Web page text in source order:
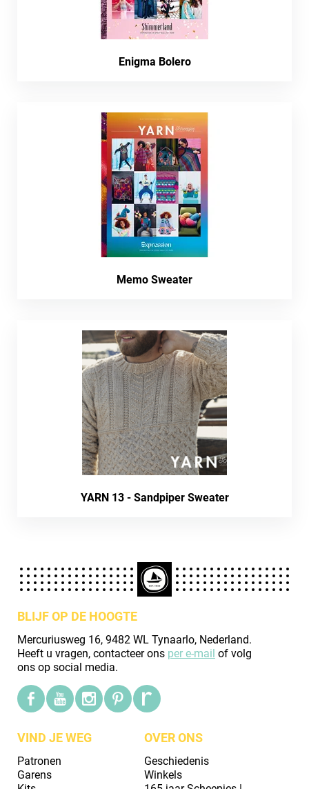
Enigma Bolero
Memo Sweater
YARN 13 - Sandpiper Sweater
BLIJF OP DE HOOGTE
Mercuriusweg 16, 9482 WL Tynaarlo, Nederland.
Heeft u vragen, contacteer ons per e-mail of volg
ons op social media.
VIND JE WEG
Patronen
Garens
OVER ONS
Geschiedenis
Winkels